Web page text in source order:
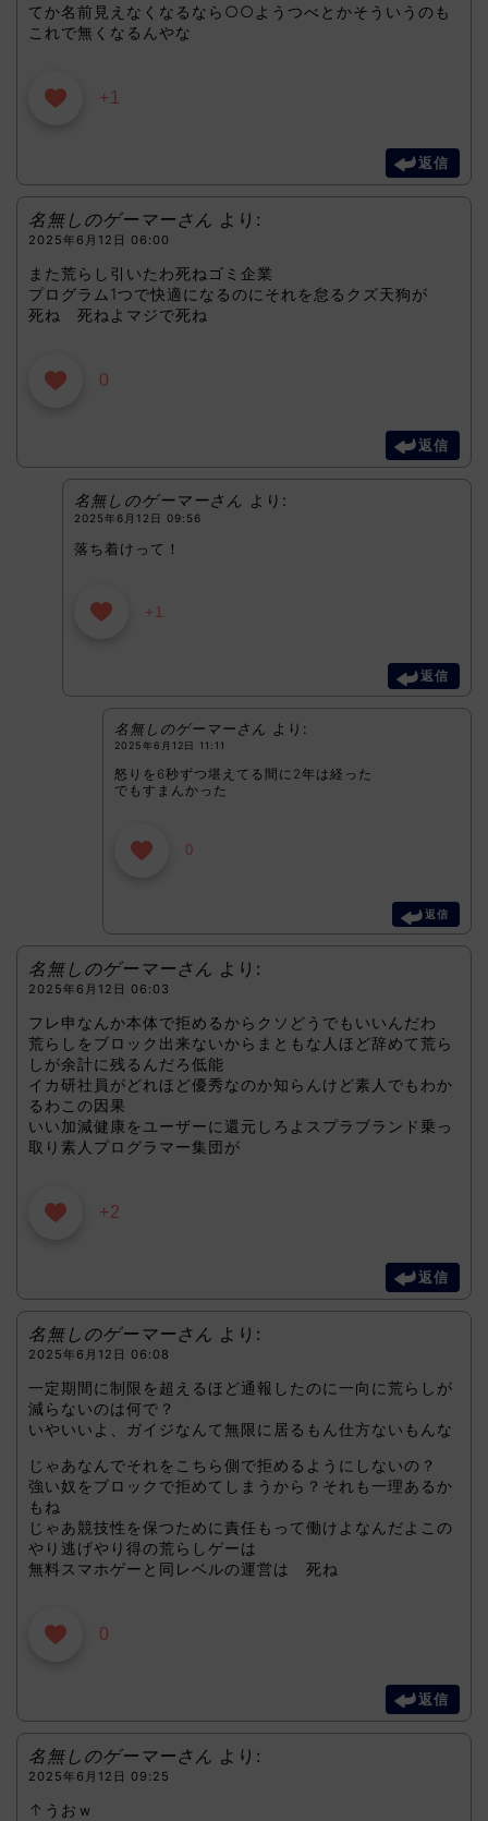
てか名前見えなくなるなら○○ようつべとかそういうのも
これで無くなるんやな
+1
返信
名無しのゲーマーさん より:
2025年6月12日 06:00
また荒らし引いたわ死ねゴミ企業
プログラム1つで快適になるのにそれを怠るクズ天狗が
死ね 死ねよマジで死ね
0
返信
名無しのゲーマーさん より:
2025年6月12日 09:56
落ち着けって！
+1
返信
名無しのゲーマーさん より:
2025年6月12日 11:11
怒りを6秒ずつ堪えてる間に2年は経った
でもすまんかった
0
返信
名無しのゲーマーさん より:
2025年6月12日 06:03
フレ申なんか本体で拒めるからクソどうでもいいんだわ
荒らしをブロック出来ないからまともな人ほど辞めて荒ら
しが余計に残るんだろ低能
イカ研社員がどれほど優秀なのか知らんけど素人でもわか
るわこの因果
いい加減健康をユーザーに還元しろよスプラブランド乗っ
取り素人プログラマー集団が
+2
返信
名無しのゲーマーさん より:
2025年6月12日 06:08
一定期間に制限を超えるほど通報したのに一向に荒らしが
減らないのは何で？
いやいいよ、ガイジなんて無限に居るもん仕方ないもんな
じゃあなんでそれをこちら側で拒めるようにしないの？
強い奴をブロックで拒めてしまうから？それも一理あるか
もね
じゃあ競技性を保つために責任もって働けよなんだよこの
やり逃げやり得の荒らしゲーは
無料スマホゲーと同レベルの運営は 死ね
0
返信
名無しのゲーマーさん より:
2025年6月12日 09:25
↑うおｗ